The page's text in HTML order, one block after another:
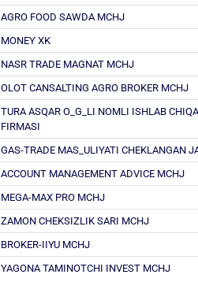
AGRO FOOD SAWDA MCHJ
MONEY XK
NASR TRADE MAGNAT MCHJ
OLOT CANSALTING AGRO BROKER MCHJ
TURA ASQAR O_G_LI NOMLI ISHLAB
FIRMASI
GAS-TRADE MAS_ULIYATI CHEKLANGAN
ACCOUNT MANAGEMENT ADVICE MCHJ
MEGA-MAX PRO MCHJ
ZAMON CHEKSIZLIK SARI MCHJ
BROKER-IIYU MCHJ
YAGONA TAMINOTCHI INVEST MCHJ